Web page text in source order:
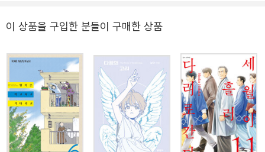
이 상품을 구입한 분들이 구매한 상품